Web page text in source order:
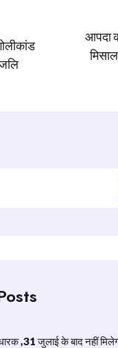
आपदा
,31 जुलाई के बाद नहीं